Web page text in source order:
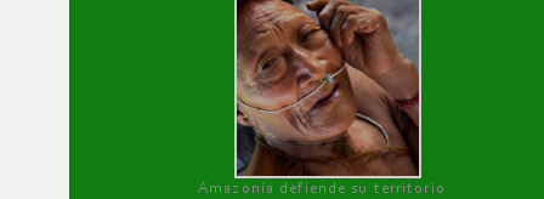
Amazonía defiende su territorio